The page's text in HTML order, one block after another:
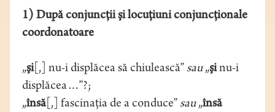
1) După conjuncţii şi locuţiuni conjuncţionale
coordonatoare
„şi[,] nu-i displăcea să chiulească” sau„şinu-i
displăcea…”?;
„însă[,] fascinaţia de a conduce” sau„însă